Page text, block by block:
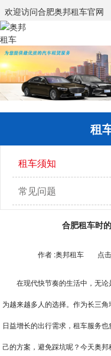
欢迎访问合肥奥邦租车官网
租
租车须知
常见问题
合肥租车时
作者 :奥邦租车 点
在现代快节奏的生活中，无
为越来越多人的选择。作为长三
日益增长的出行需求，租车服务
己的方案，避免踩坑呢？今天奥